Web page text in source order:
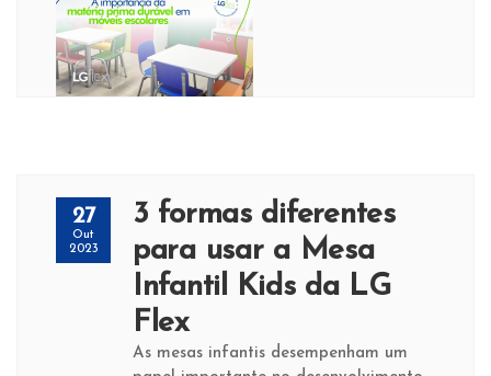
27
Out
2023
3 formas diferentes
para usar a Mesa
Infantil Kids da LG
Flex
As mesas infantis desempenham um